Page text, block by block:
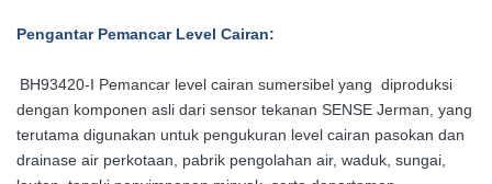
Pengantar Pemancar Level Cairan:
BH93420-I Pemancar level cairan sumersibel yang diproduksi
dengan komponen asli dari sensor tekanan SENSE Jerman, yang
terutama digunakan untuk pengukuran level cairan pasokan dan
drainase air perkotaan, pabrik pengolahan air, waduk, sungai,